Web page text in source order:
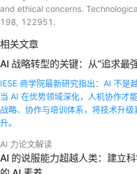
and ethical concerns.
198, 122951.
相关文章
AI 战略转型的关键：从“追求最
IESE 商学院最新研究指出：AI 不是
当 AI 在优势领域深化，人机协作才
战略、协作与培训体系，将技术升
升。
AI 力论文解读
AI 的说服能力超越人类：建立